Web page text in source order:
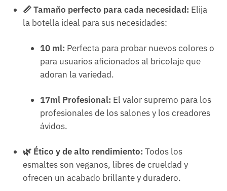
📏 Tamaño perfecto para cada necesidad: Elija
la botella ideal para sus necesidades:
10 ml: Perfecta para probar nuevos colores o
para usuarios aficionados al bricolaje que
adoran la variedad.
17ml Profesional: El valor supremo para los
profesionales de los salones y los creadores
ávidos.
🌿 Ético y de alto rendimiento: Todos los
esmaltes son veganos, libres de crueldad y
ofrecen un acabado brillante y duradero.